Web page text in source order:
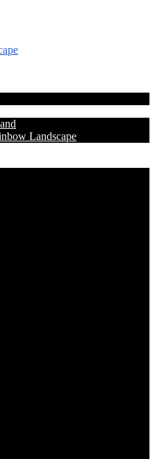
Landscape